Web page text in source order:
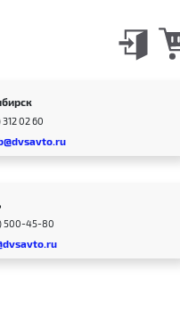
02 60
500-45-80